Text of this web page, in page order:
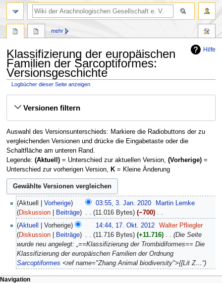
Hilfe
Klassifizierung der europäischen
Familien der Sarcoptiformes:
Versionsgeschichte
Logbücher dieser Seite anzeigen
Navigation
SucheVersionen filtern
Auswahl des Versionsunterschieds: Markiere die Radiobuttons der zu
vergleichenden Versionen und drücke die Eingabetaste oder die
Schaltfläche am unteren Rand.
Legende: (Aktuell)= Unterschied zur aktuellen Version, (Vorherige)=
Unterschied zur vorherigen Version, K= Kleine Änderung
Januar
2020
Aktuell Vorherige 03:55, 3. Jan. 2020
Martin Lemke
Diskussion
Beiträge 11.016 Bytes −700 ‎
K
e
n
e
B
e
Oktober
2012
Aktuell Vorherige 14:44, 17. Okt. 2012
Walter Pfliegler
Diskussion
Beiträge 11.716 Bytes +11.716 ‎
Die Seite
wurde neu angelegt: „==Klassifizierung der Trombidiformes== Die
Klassifizierung der europäischen Familien der Ordnung
Sarcoptiformes <ref name="Zhang Animal biodiversity">{{Lit Z…“
mehr
Navigation